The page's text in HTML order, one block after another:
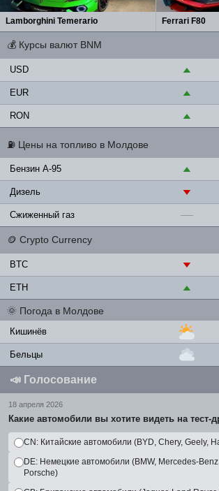
Lamborghini Temerario Ferrari F80
💰 Курсы валют BNM
USD ▲
EUR ▲
RON ▲
⛽ Цены на топливо в Молдове
Бензин A-95 ▲
Дизель ▼
Сжиженный газ —
🪙 Crypto Currency
BTC ▼
ETH ▲
🌞 Погода в Молдове
Кишинёв
Бельцы
📣 Голосование
18 апреля 2026
Какие автомобили вы хотите видеть на тест-
CN: Китайские автомобили (BYD, Chery, Geely,
DE: Немецкие автомобили (BMW, Mercedes-
Porsche)